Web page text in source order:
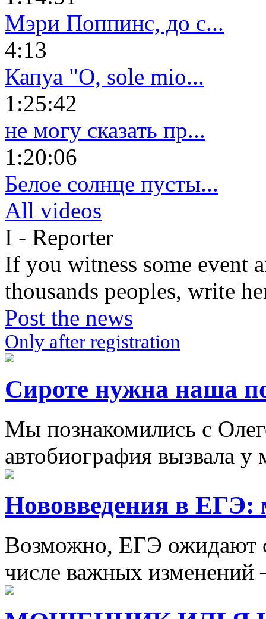
Мэри Поппинс, до с...
4:13
Капуа "O, sole mio...
1:25:42
не могу сказать пр...
1:20:06
Белое солнце пусты...
All videos
I - Reporter
If you witness some event
thousands peoples, write
Post the news
Only after registration
Сироте нужна наша
Мы познакомились с
автобиография вызвала у
Нововведения в ЕГЭ:
Возможно, ЕГЭ ожидают
числе важных